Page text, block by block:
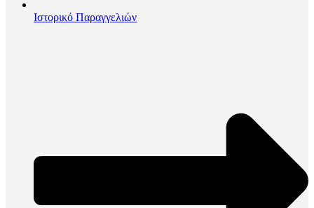
Ιστορικό Παραγγελιών